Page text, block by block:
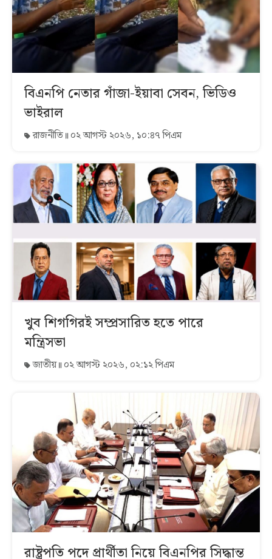
বিএনপি নেতার গাঁজা-ইয়াবা সেবন, ভিডিও
ভাইরাল
রাজনীতি ০২ আগস্ট ২০২৬, ১০:৪৭ পিএম
খুব শিগগিরই সম্প্রসারিত হতে পারে
মন্ত্রিসভা
জাতীয় ০২ আগস্ট ২০২৬, ০২:১২ পিএম
রাষ্ট্রপতি পদে প্রার্থীতা নিয়ে বিএনপির সিদ্ধান্ত